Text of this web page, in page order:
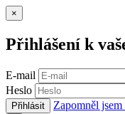
×
Přihlášení k
E-mail
Heslo
Přihlásit Zapomněl jsem